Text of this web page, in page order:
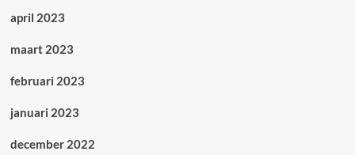
april 2023
maart 2023
februari 2023
januari 2023
december 2022